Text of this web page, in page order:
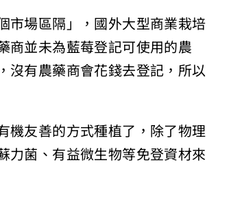
場區隔」，國外大型商業栽培
並未為藍莓登記可使用的農
有農藥商會花錢去登記，所以
友善的方式種植了，除了物理
菌、有益微生物等免登資材來